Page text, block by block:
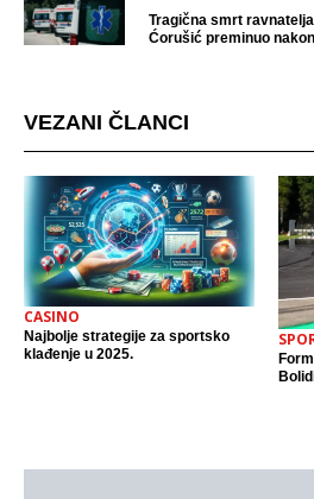
Tragična smrt
Ćorušić preminuo
VEZANI ČLANCI
CASINO
Najbolje strategije za sportsko
klađenje u 2025.